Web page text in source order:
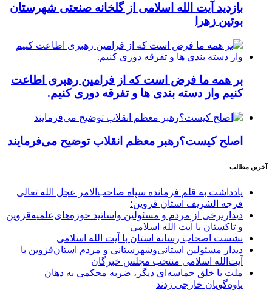
بازدید آیت الله اسلامی از گلخانه صنعتی شهرستان
بوئین زهرا
بر همه ما فرض است که از فرامین رهبری اطاعت
کنیم واز دسته بندی ها و تفرقه دوری کنیم.
اصلح کیست؟رهبر معظم انقلاب توضیح می‌فرمایند
آخرین مطالب
یادداشت به قلم فرمانده سپاه صاحب‌الامر عجل الله تعالی
فرجه الشریف استان قزوین؛
دیداربرخی از مردم و مسئولین واساتید حوزه‌های‌علمیه‌قزوین
و تاکستان با آیت الله اسلامی
نشست اصحاب رسانه استان با آیت الله اسلامی
دیدار مسئولین استانی‌وشهرستانی و مردم‌ استان‌قزوین با
آیت‌الله‌ اسلامی منتخب مجلس‌ خبرگان
ملت با خلق حماسه‌ای دیگر، ضربه محکمی به دهان
یاوه‌گویان خارجی زدند